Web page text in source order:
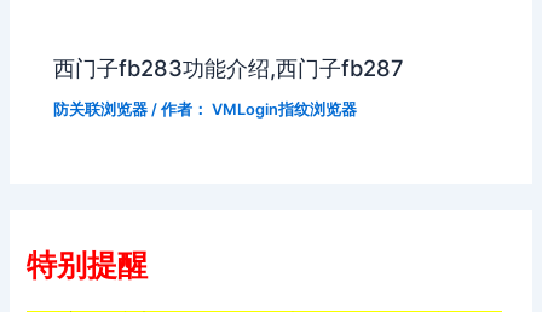
西门子fb283功能介绍,西门子fb287
防关联浏览器 / 作者： VMLogin指纹浏览器
特别提醒